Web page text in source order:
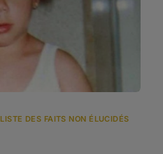
LISTE DES FAITS NON ÉLUCIDÉS